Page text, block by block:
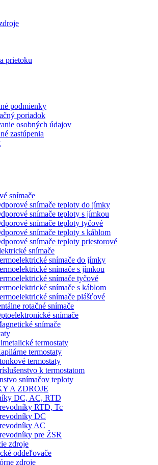
prietoku
podmienky
poriadok
osobných údajov
zastúpenia
snímače
snímače teploty do jímky
snímače teploty s jímkou
snímače teploty tyčové
snímače teploty s káblom
snímače teploty priestorové
snímače
snímače do jímky
snímače s jímkou
snímače tyčové
snímače s káblom
snímače plášťové
rotačné snímače
snímače
snímače
termostaty
termostaty
termostaty
k termostatom
snímačov teploty
A ZDROJE
DC, AC, RTD
RTD, Tc
DC
AC
pre ŽSR
zdroje
oddeľovače
zdroje